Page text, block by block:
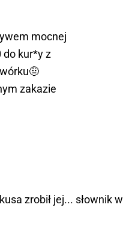
mocnej
do kur*y z
zakazie
zrobił jej... słownik w